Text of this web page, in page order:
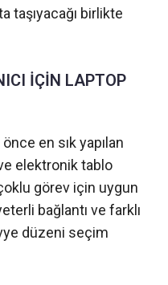
taşıyacağı birlikte
İÇİN LAPTOP
en sık yapılan
elektronik tablo
görev için uygun
bağlantı ve farklı
düzeni seçim